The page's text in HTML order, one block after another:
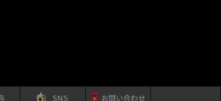
SNS お問い合わせ